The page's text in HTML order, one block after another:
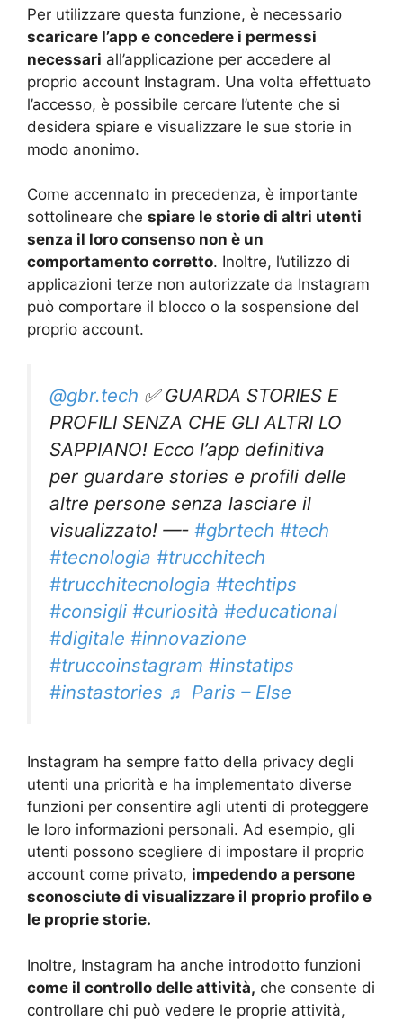
Per utilizzare questa funzione, è necessario
scaricare l’app e concedere i permessi
necessari all’applicazione per accedere al
proprio account Instagram. Una volta effettuato
l’accesso, è possibile cercare l’utente che si
desidera spiare e visualizzare le sue storie in
modo anonimo.
Come accennato in precedenza, è importante
sottolineare che spiare le storie di altri utenti
senza il loro consenso non è un
comportamento corretto. Inoltre, l’utilizzo di
applicazioni terze non autorizzate da Instagram
può comportare il blocco o la sospensione del
proprio account.
@gbr.tech ✅ GUARDA STORIES E
PROFILI SENZA CHE GLI ALTRI LO
SAPPIANO! Ecco l’app definitiva
per guardare stories e profili delle
altre persone senza lasciare il
visualizzato! —- #gbrtech #tech
#tecnologia #trucchitech
#trucchitecnologia #techtips
#consigli #curiosità #educational
#digitale #innovazione
#truccoinstagram #instatips
#instastories ♬ Paris – Else
Instagram ha sempre fatto della privacy degli
utenti una priorità e ha implementato diverse
funzioni per consentire agli utenti di proteggere
le loro informazioni personali. Ad esempio, gli
utenti possono scegliere di impostare il proprio
account come privato, impedendo a persone
sconosciute di visualizzare il proprio profilo e
le proprie storie.
Inoltre, Instagram ha anche introdotto funzioni
come il controllo delle attività, che consente di
controllare chi può vedere le proprie attività,